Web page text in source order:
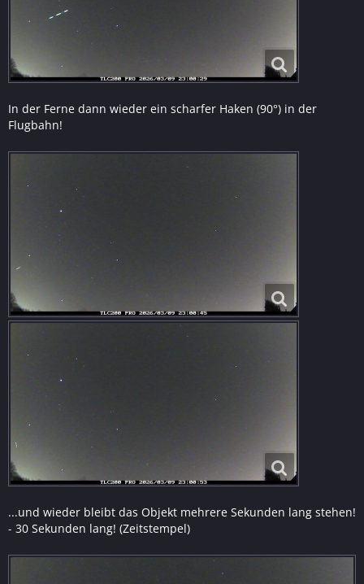
In der Ferne dann wieder ein scharfer Haken (90°) in der
Flugbahn!
...und wieder bleibt das Objekt mehrere Sekunden lang stehen!
- 30 Sekunden lang! (Zeitstempel)